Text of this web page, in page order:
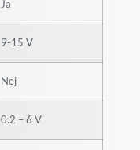
Ja
9-15 V
Nej
0.2 – 6 V